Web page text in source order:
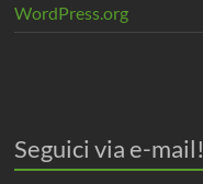
WordPress.org
Seguici via e-mail!